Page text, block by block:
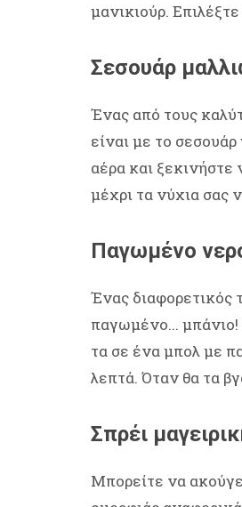
μανικιούρ.
Σεσουάρ
Ένας από τους
είναι με το
αέρα και
μέχρι τα νύχια σας
Παγωμένο
Ένας διαφορετικός
παγωμένο... μπάνιο!
τα σε ένα μπολ με
λεπτά. Όταν θα τα
Σπρέι
Μπορείτε να